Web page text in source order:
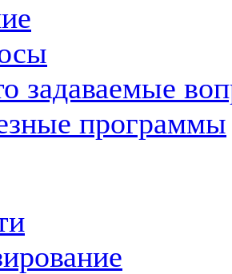
задаваемые
программы